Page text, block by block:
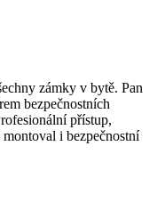
zámky v bytě. Pan
bezpečnostních
přístup,
i bezpečnostní